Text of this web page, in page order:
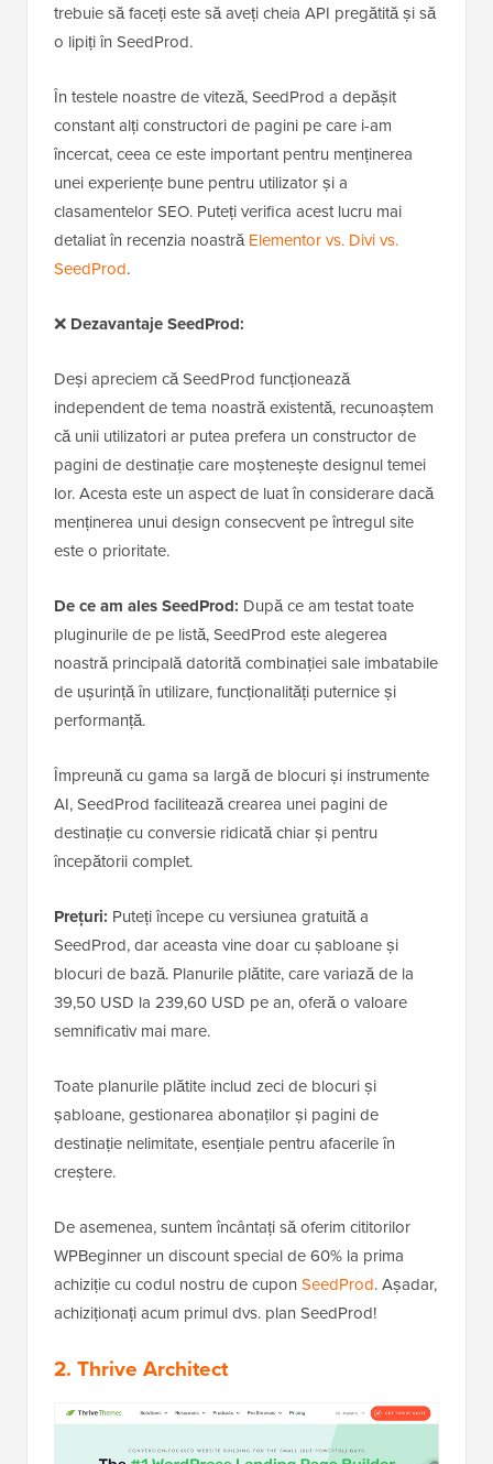
trebuie să faceți este să aveți cheia API pregătită și să
o lipiți în SeedProd.
În testele noastre de viteză, SeedProd a depășit
constant alți constructori de pagini pe care i-am
încercat, ceea ce este important pentru menținerea
unei experiențe bune pentru utilizator și a
clasamentelor SEO. Puteți verifica acest lucru mai
detaliat în recenzia noastrăElementor vs. Divi vs.
SeedProd.
❌ Dezavantaje SeedProd:
Deși apreciem că SeedProd funcționează
independent de tema noastră existentă, recunoaștem
că unii utilizatori ar putea prefera un constructor de
pagini de destinație care moștenește designul temei
lor. Acesta este un aspect de luat în considerare dacă
menținerea unui design consecvent pe întregul site
este o prioritate.
De ce am ales SeedProd: După ce am testat toate
pluginurile de pe listă, SeedProd este alegerea
noastră principală datorită combinației sale imbatabile
de ușurință în utilizare, funcționalități puternice și
performanță.
Împreună cu gama sa largă de blocuri și instrumente
AI, SeedProd facilitează crearea unei pagini de
destinație cu conversie ridicată chiar și pentru
începătorii complet.
Prețuri: Puteți începe cu versiunea gratuită a
SeedProd, dar aceasta vine doar cu șabloane și
blocuri de bază. Planurile plătite, care variază de la
39,50 USD la 239,60 USD pe an, oferă o valoare
semnificativ mai mare.
Toate planurile plătite includ zeci de blocuri și
șabloane, gestionarea abonaților și pagini de
destinație nelimitate, esențiale pentru afacerile în
creștere.
De asemenea, suntem încântați să oferim cititorilor
WPBeginner un discount special de 60% la prima
achiziție cu codul nostru de cupon SeedProd. Așadar,
achiziționați acum primul dvs. plan SeedProd!
2. Thrive Architect